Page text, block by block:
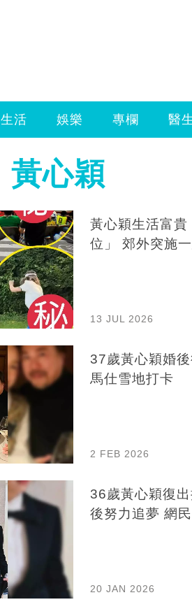
生活 娛樂 專欄 醫
黃心穎
黃心穎生活富
位」 郊外突施
13 JUL 2026
37歲黃心穎婚
馬仕雪地打卡
2 FEB 2026
36歲黃心穎復
後努力追夢 網
20 JAN 2026